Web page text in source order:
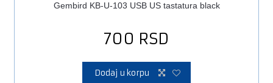
Gembird KB-U-103 USB US tastatura black
700 RSD
Dodaj u korpu